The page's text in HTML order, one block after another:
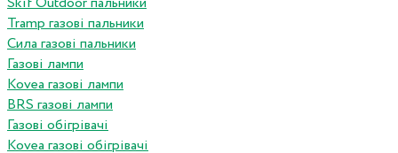
Tramp газові пальники
Сила газові пальники
Газові лампи
Kovea газові лампи
BRS газові лампи
Газові обігрівачі
Kovea газові обігрівачі